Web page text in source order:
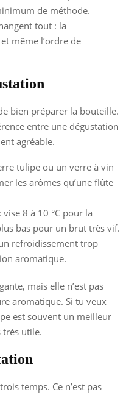
de méthode.
tout : la
même l’ordre de
bien préparer la bouteille.
entre une dégustation
agréable.
tulipe ou un verre à vin
les arômes qu’une flûte
: vise 8 à 10 °C pour la
bas pour un brut très vif.
refroidissement trop
aromatique.
mais elle n’est pas
aromatique. Si tu veux
est souvent un meilleur
très utile.
temps. Ce n’est pas